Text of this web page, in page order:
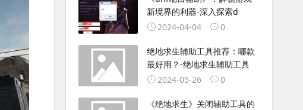
新境界的利器-深入探索d
2024-04-04
0
绝地求生辅助工具推荐：哪款
最好用？-绝地求生辅助工具
2024-05-26
0
《绝地求生》关闭辅助工具的